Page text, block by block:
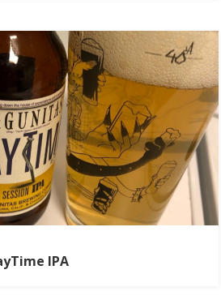
IPA